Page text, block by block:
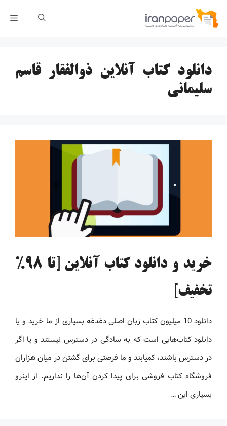
پرش
دانلود کتاب آنلاین ذوالفقار قاسم
سلیمانی
خرید و دانلود کتاب آنلاین [تا 98%
تخفیف]
دانلود 10 میلیون کتاب زبان اصلی دغدغه بسیاری از ما خرید و یا
دانلود کتاب‌هایی است که به سادگی در دسترس نیستند و یا اگر
در دسترس باشند، کمیابند و ما فرصتی برای گشتن در میان هزاران
فروشگاه کتاب فروشی برای پیدا کردن آن‌ها را نداریم. از اینرو
بسیاری این …